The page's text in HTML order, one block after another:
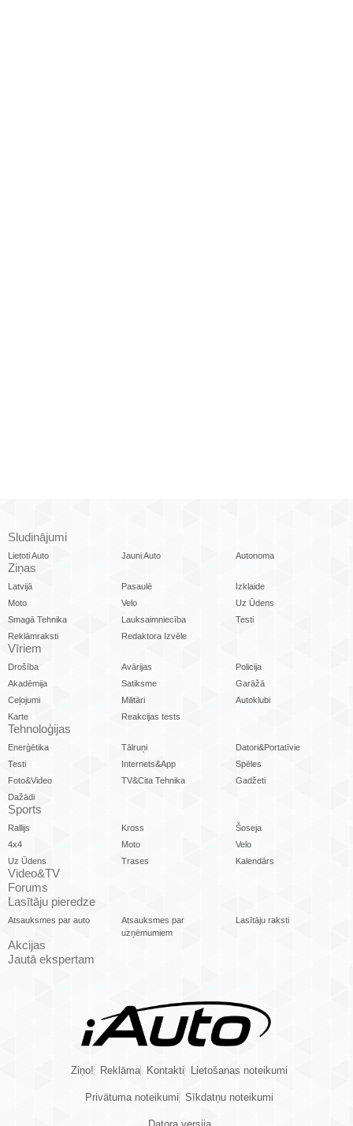
Sludinājumi
Lietoti Auto Jauni Auto Autonoma
Ziņas
Latvijā Pasaulē
Izklaide
Moto
Velo
Uz Ūdens
Smagā Tehnika
Lauksaimniecība
Testi
Reklāmraksti
Redaktora Izvēle
Vīriem
Drošība Avārijas
Policija
Akadēmija
Satiksme
Garāžā
Ceļojumi
Militāri
Autoklubi
Karte
Reakcijas tests
Tehnoloģijas
Enerģētika Tālruņi
Datori&Portatīvie
Testi
Internets&App
Spēles
Foto&Video
TV&Cita Tehnika
Gadžeti
Dažādi
Sports
Rallijs Kross
Šoseja
4x4
Moto
Velo
Uz Ūdens
Trases Kalendārs
Video&TV
Forums
Lasītāju pieredze
Atsauksmes par auto
Atsauksmes par
uzņēmumiem
Lasītāju raksti
Akcijas
Jautā ekspertam
Ziņo! Reklāma Kontakti Lietošanas noteikumi
Privātuma noteikumi Sīkdatņu noteikumi